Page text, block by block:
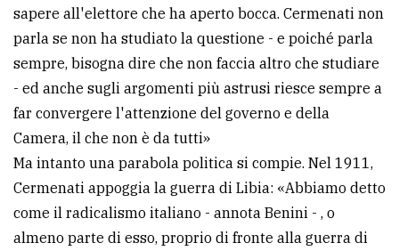
sapere all'elettore che ha aperto bocca. Cermenati non
parla se non ha studiato la questione - e poiché parla
sempre, bisogna dire che non faccia altro che studiare
- ed anche sugli argomenti più astrusi riesce sempre a
far convergere l'attenzione del governo e della
Camera, il che non è da tutti»
Ma intanto una parabola politica si compie. Nel 1911,
Cermenati appoggia la guerra di Libia: «Abbiamo detto
come il radicalismo italiano - annota Benini - , o
almeno parte di esso, proprio di fronte alla guerra di